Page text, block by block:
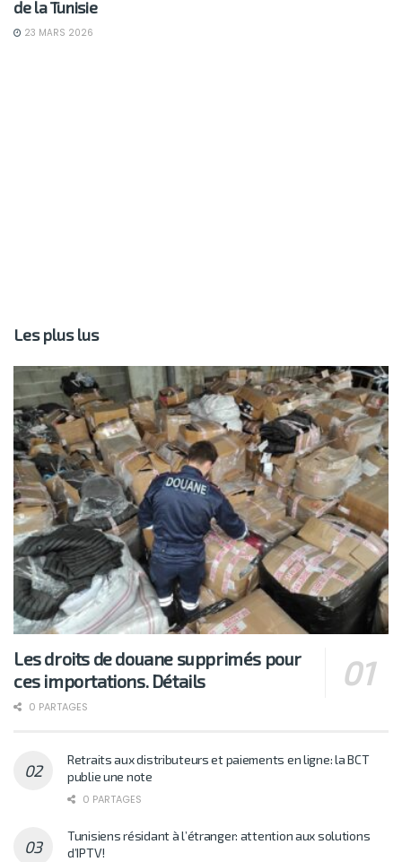
de la Tunisie
23 MARS 2026
Les plus lus
Les droits de douane supprimés pour
ces importations. Détails
0 PARTAGES
Retraits aux distributeurs et paiements en ligne: la BCT
publie une note
0 PARTAGES
Tunisiens résidant à l’étranger: attention aux solutions
d’IPTV!